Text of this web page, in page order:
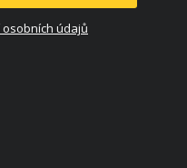
údajů